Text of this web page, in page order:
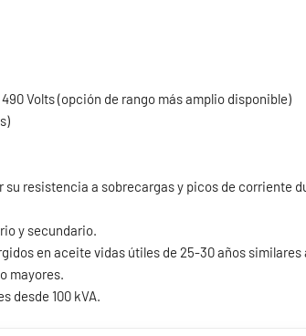
Volts (opción de rango más amplio disponible)
resistencia a sobrecargas y picos de corriente
y secundario.
en aceite vidas útiles de 25-30 años
mayores.
desde 100 kVA.